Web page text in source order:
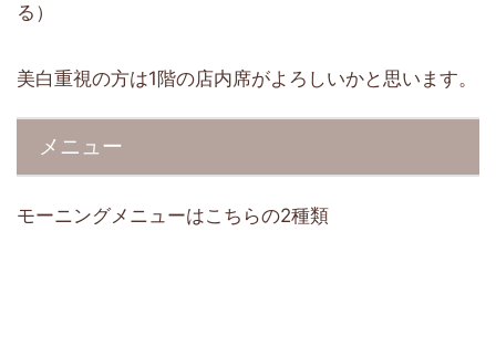
る）
美白重視の方は1階の店内席がよろしいかと思います。
メニュー
モーニングメニューはこちらの2種類